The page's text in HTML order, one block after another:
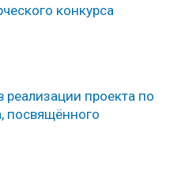
конкурса
проекта по
посвящённого